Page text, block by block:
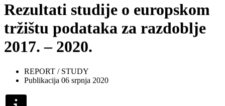
Rezultati studije o europskom
tržištu podataka za razdoblje
2017. – 2020.
REPORT / STUDY
Publikacija 06 srpnja 2020